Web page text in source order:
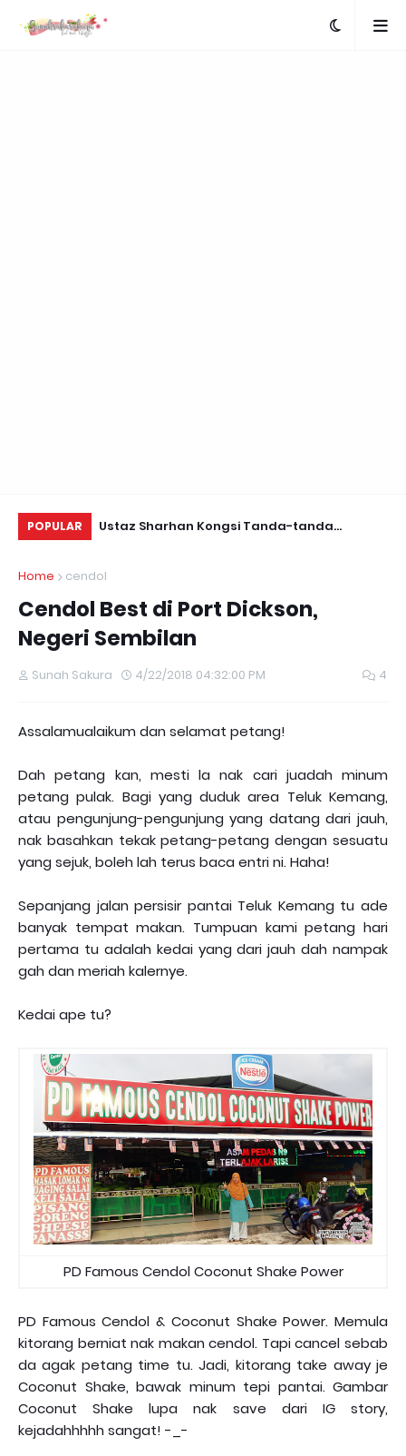
POPULAR
Ustaz Sharhan Kongsi Tanda-tanda
KEMPEN: Kami TAK Sambut Hari Valentine~
Home cendol
Cendol Best di Port Dickson,
Negeri Sembilan
Sunah Sakura 4/22/2018 04:32:00 PM 4
Assalamualaikum dan selamat petang!
Dah petang kan, mesti la nak cari juadah minum
petang pulak. Bagi yang duduk area Teluk Kemang,
atau pengunjung-pengunjung yang datang dari jauh,
nak basahkan tekak petang-petang dengan sesuatu
yang sejuk, boleh lah terus baca entri ni. Haha!
Sepanjang jalan persisir pantai Teluk Kemang tu ade
banyak tempat makan. Tumpuan kami petang hari
pertama tu adalah kedai yang dari jauh dah nampak
gah dan meriah kalernye.
Kedai ape tu?
PD Famous Cendol Coconut Shake Power
PD Famous Cendol & Coconut Shake Power. Memula
kitorang berniat nak makan cendol. Tapi cancel sebab
da agak petang time tu. Jadi, kitorang take away je
Coconut Shake, bawak minum tepi pantai. Gambar
Coconut Shake lupa nak save dari IG story,
kejadahhhhh sangat! -_-